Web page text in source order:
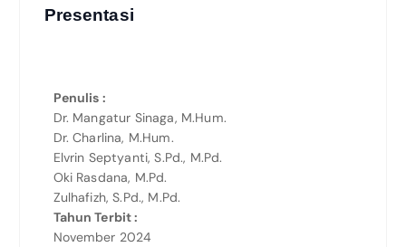
Presentasi
Penulis :
Dr. Mangatur Sinaga, M.Hum.
Dr. Charlina, M.Hum.
Elvrin Septyanti, S.Pd., M.Pd.
Oki Rasdana, M.Pd.
Zulhafizh, S.Pd., M.Pd.
Tahun Terbit :
November 2024